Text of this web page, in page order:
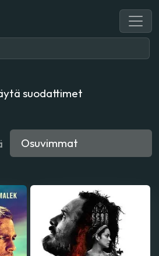
suodattimet